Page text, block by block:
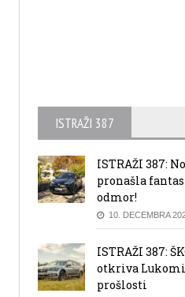
ISTRAŽI 387
ISTRAŽI 387:
pronašla
odmor!
10. DECEMBRA
ISTRAŽI 387:
otkriva
prošlosti